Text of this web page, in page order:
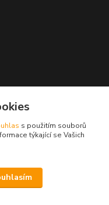
s použitím souborů
týkající se Vašich